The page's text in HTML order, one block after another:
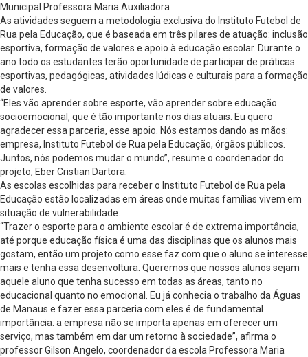
Municipal Professora Maria Auxiliadora
As atividades seguem a metodologia exclusiva do Instituto Futebol de
Rua pela Educação, que é baseada em três pilares de atuação: inclusão
esportiva, formação de valores e apoio à educação escolar. Durante o
ano todo os estudantes terão oportunidade de participar de práticas
esportivas, pedagógicas, atividades lúdicas e culturais para a formação
de valores.
“Eles vão aprender sobre esporte, vão aprender sobre educação
socioemocional, que é tão importante nos dias atuais. Eu quero
agradecer essa parceria, esse apoio. Nós estamos dando as mãos:
empresa, Instituto Futebol de Rua pela Educação, órgãos públicos.
Juntos, nós podemos mudar o mundo”, resume o coordenador do
projeto, Eber Cristian Dartora.
As escolas escolhidas para receber o Instituto Futebol de Rua pela
Educação estão localizadas em áreas onde muitas famílias vivem em
situação de vulnerabilidade.
“Trazer o esporte para o ambiente escolar é de extrema importância,
até porque educação física é uma das disciplinas que os alunos mais
gostam, então um projeto como esse faz com que o aluno se interesse
mais e tenha essa desenvoltura. Queremos que nossos alunos sejam
aquele aluno que tenha sucesso em todas as áreas, tanto no
educacional quanto no emocional. Eu já conhecia o trabalho da Águas
de Manaus e fazer essa parceria com eles é de fundamental
importância: a empresa não se importa apenas em oferecer um
serviço, mas também em dar um retorno à sociedade”, afirma o
professor Gilson Angelo, coordenador da escola Professora Maria